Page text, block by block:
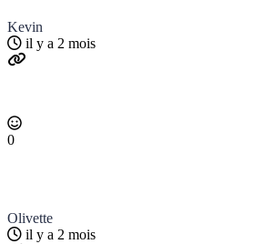
Kevin
il y a 2 mois
0
Olivette
il y a 2 mois